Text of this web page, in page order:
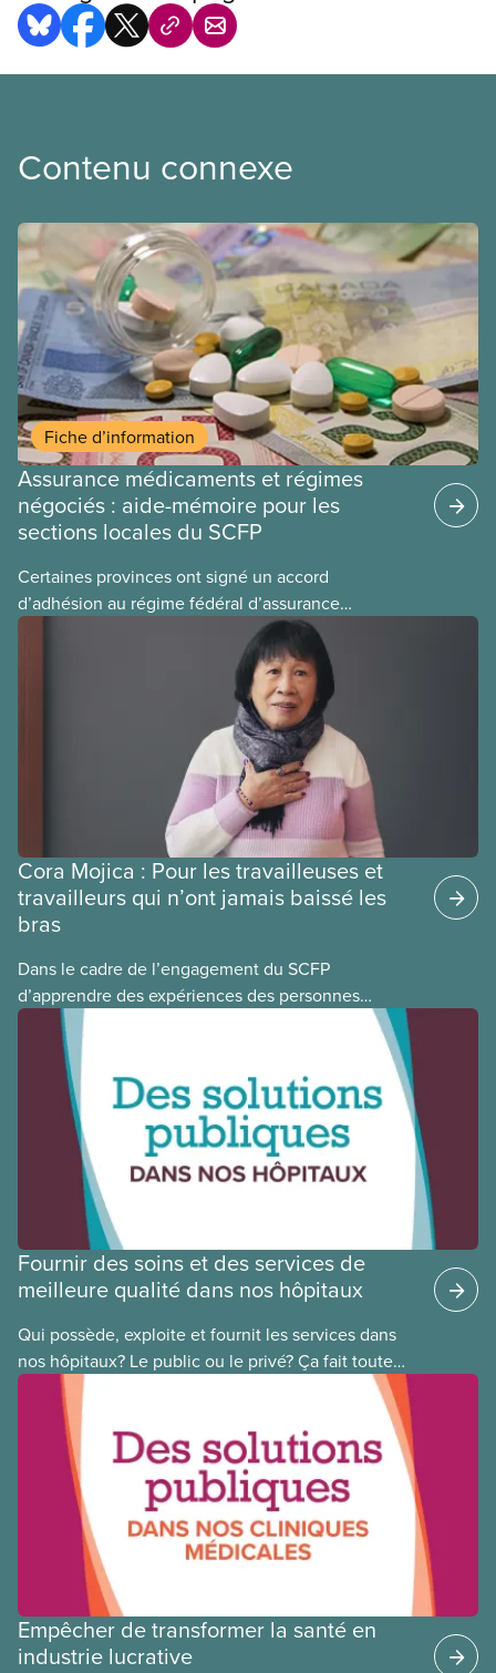
Contenu connexe
Fiche d’information
Assurance médicaments et régimes
négociés : aide-mémoire pour les
sections locales du SCFP
Certaines provinces ont signé un accord
d’adhésion au régime fédéral d’assurance
médicaments. Les sections locales du SCFP dans
ces provinces s’interrogent sur l’incidence que ce
régime pourrait avoir sur leurs avantages
Cora Mojica : Pour les travailleuses et
travailleurs qui n’ont jamais baissé les
bras
Dans le cadre de l’engagement du SCFP
d’apprendre des expériences des personnes
autochtones, noires et racisées, et de célébrer
leurs réussites, nous vous présentons des membres
du Comité national pour la justice raciale et du
Conseil national des Autochtones. L’article de ce
mois-ci présente Cora Mojica, membre du Comité
national pour la justice raciale.
Fournir des soins et des services de
meilleure qualité dans nos hôpitaux
Qui possède, exploite et fournit les services dans
nos hôpitaux? Le public ou le privé? Ça fait toute
une différence. Un hôpital public coûte moins cher,
en donne plus et est voué à l’intérêt public.
Empêcher de transformer la santé en
industrie lucrative